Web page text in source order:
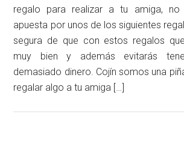
regalo para realizar a tu amiga, no
apuesta por unos de los siguientes
segura de que con estos regalos
muy bien y además evitarás
demasiado dinero. Cojín somos una
regalar algo a tu amiga […]